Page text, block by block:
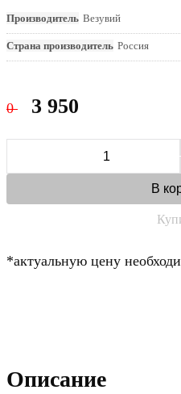
Производитель Везувий
Страна производитель Россия
0 3 950
В
*актуальную цену
Описание